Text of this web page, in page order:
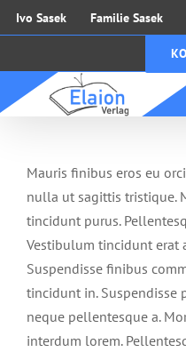
Zum
Inhalt
Ivo Sasek Familie Sasek
Mauris finibus eros eu
nulla ut sagittis tristique.
tincidunt purus.
Vestibulum tincidunt erat
Suspendisse finibus
tincidunt in. Suspendisse
neque pellentesque a.
interdum lorem.